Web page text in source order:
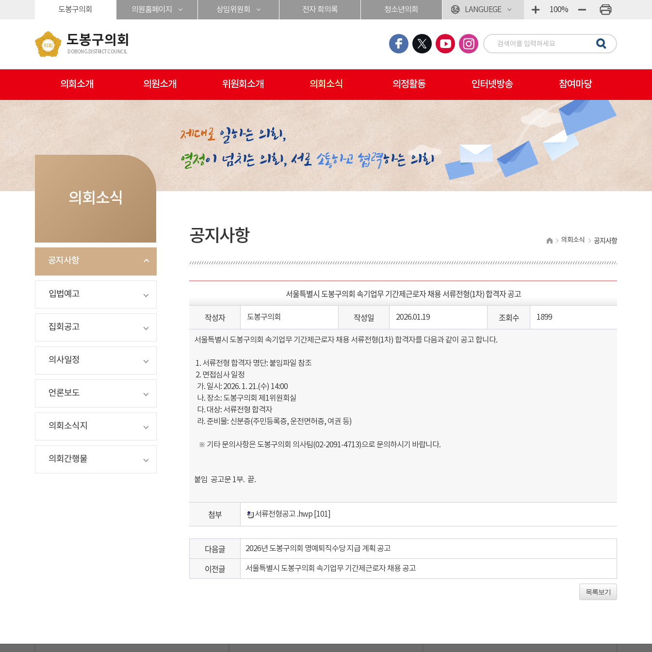
도봉구의회 의원홈페이지 상임위원회 전자 회의록 청소년의회 LANGUEGE 100%
도봉구의회
DOBONG DISTRICT COUNCIL
의회소개 의원소개 위원회소개 의회소식 의정활동 인터넷방송 참여마당
의회소식
공지사항
입법예고
집회공고
의사일정
언론보도
의회소식지
의회간행물
공지사항 의회소식 공지사항
서울특별시 도봉구의회 속기업무 기간제근로자 채용 서류전형(1차) 합격자 공고
작성자 도봉구의회 작성일 2026.01.19 조회수 1899
서울특별시 도봉구의회 속기업무 기간제근로자 채용 서류전형(1차) 합격자를 다음과 같이 공고 합니다.
1. 서류전형 합격자 명단: 붙임파일 참조
2. 면접심사 일정
가. 일시: 2026. 1. 21.(수) 14:00
나. 장소: 도봉구의회 제1위원회실
다. 대상: 서류전형 합격자
라. 준비물: 신분증(주민등록증, 운전면허증, 여권 등)
※ 기타 문의사항은 도봉구의회 의사팀(02-2091-4713)으로 문의하시기 바랍니다.
붙임 공고문 1부. 끝.
첨부 서류전형공고 .hwp [101]
다음글 2026년 도봉구의회 명예퇴직수당 지급 계획 공고
이전글 서울특별시 도봉구의회 속기업무 기간제근로자 채용 공고
목록보기